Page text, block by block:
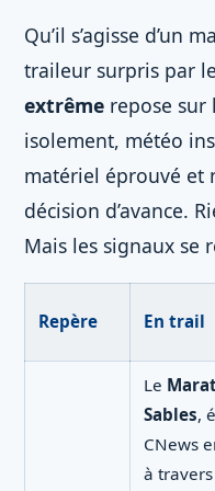
Qu’il s’agisse d’un
traileur surpris par
extrême repose sur
isolement, météo
matériel éprouvé et
décision d’avance.
Mais les signaux se
Repère En trail
Le
Sables,
CNews
à